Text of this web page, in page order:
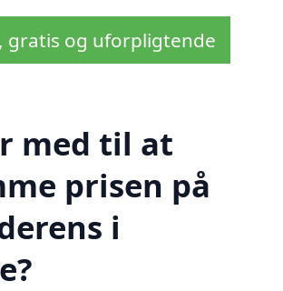
gratis og uforpligtende
med til at
prisen på
i